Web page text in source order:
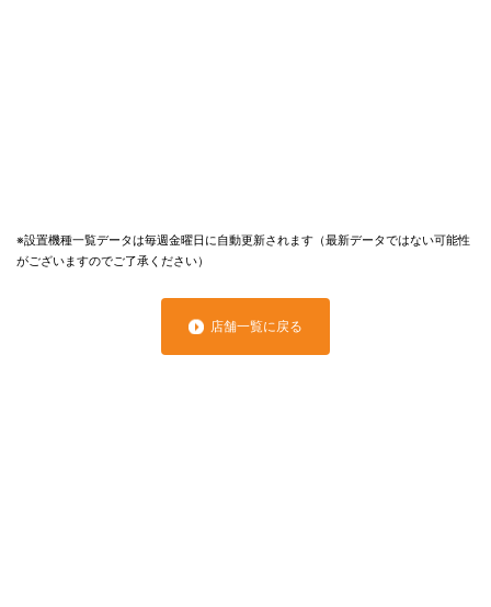
※設置機種一覧データは毎週金曜日に自動更新されます（最新データではない可能性
がございますのでご了承ください）
店舗一覧に戻る